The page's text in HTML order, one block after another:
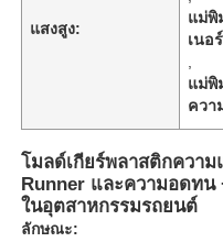
ทัวร์โรงงาน
ควบคุมคุณภาพ
แสงสูง:
แม่พิ
เนอร์
แม่พิ
ควา
โมลด์เกียร์พลาสติกควา
Runner และความอดทน
ในอุตสาหกรรมรถยนต์
ลักษณะ: